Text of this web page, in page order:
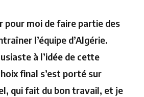
pour moi de faire partie des
l’équipe d’Algérie.
à l’idée de cette
final s’est porté sur
qui fait du bon travail, et je